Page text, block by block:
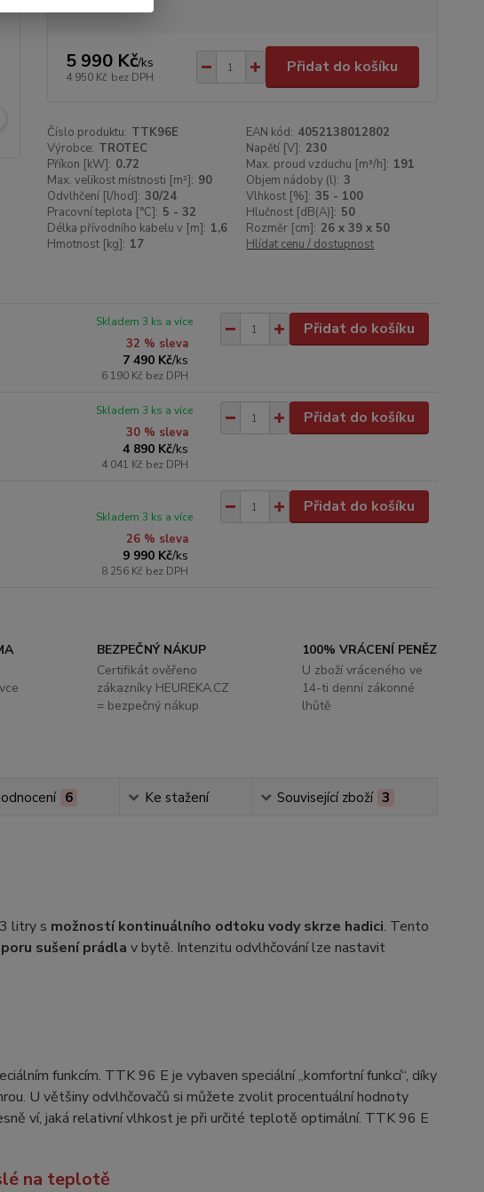
5 990 Kč/ks
4 950 Kč bez DPH
Přidat do košíku
Číslo produktu: TTK96E EAN kód: 4052138012802
Výrobce: TROTEC Napětí [V]: 230
Příkon [kW]: 0.72 Max. proud vzduchu [m³/h]: 191
Max. velikost místnosti [m²]: 90 Objem nádoby (l): 3
Odvlhčení [l/hod]: 30/24 Vlhkost [%]: 35 - 100
Pracovní teplota [°C]: 5 - 32 Hlučnost [dB(A)]: 50
Délka přívodního kabelu v [m]: 1,6 Rozměr [cm]: 26 x 39 x 50
Hmotnost [kg]: 17 Hlídat cenu / dostupnost
32 % sleva
7 490 Kč/ks
6 190 Kč bez DPH
Skladem 3 ks a více Přidat do košíku
30 % sleva
4 890 Kč/ks
4 041 Kč bez DPH
Skladem 3 ks a více Přidat do košíku
26 % sleva
9 990 Kč/ks
8 256 Kč bez DPH
Skladem 3 ks a více
Přidat do košíku
BEZPEČNÝ NÁKUP
Certifikát ověřeno
zákazníky HEUREKA.CZ
= bezpečný nákup
100% VRÁCENÍ PENĚZ
U zboží vráceného ve
14-ti denní zákonné
lhůtě
6 Ke stažení Související zboží 3
litry s možností kontinuálního odtoku vody skrze hadici. Tento
sušení prádla v bytě. Intenzitu odvlhčování lze nastavit
funkcím. TTK 96 E je vybaven speciální „komfortní funkcí“, díky
U většiny odvlhčovačů si můžete zvolit procentuální hodnoty
ví, jaká relativní vlhkost je při určité teplotě optimální. TTK 96 E
na teplotě